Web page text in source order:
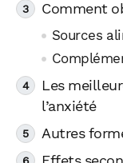
Comment
Sources
Les
l’anxiété
Autres